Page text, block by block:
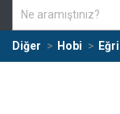
Diğer Hobi